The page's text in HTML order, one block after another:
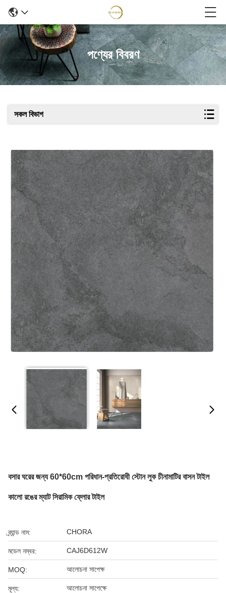
পণ্যের বিবরণ
সকল বিভাগ
বসার ঘরের জন্য 60*60cm পরিধান-প্রতিরোধী স্টোন লুক চীনামাটির বাসন টাইল
কালো রঙের ম্যাট সিরামিক ফ্লোর টাইল
ব্র্যান্ড নাম: CHORA
মডেল নম্বর: CAJ6D612W
MOQ: আলোচনা সাপেক্ষ
মূল্য: আলোচনা সাপেক্ষে